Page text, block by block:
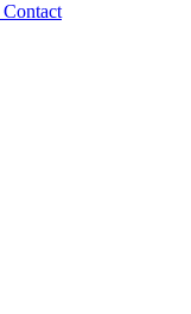
Contact